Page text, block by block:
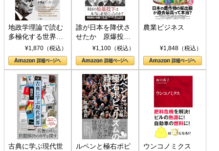
地政学理論で読む
多極化する世界：
トランプとBRICS
の挑戦
¥1,870（税込）
誰が日本を降伏さ
せたか 原爆投
下、ソ連参戦、そ
して聖断 (PHP新
書)
¥1,100（税込）
農業ビジネス
¥1,848（税込）
古典に学ぶ現代世
ルペンと極右ポピ
ウンコノミクス